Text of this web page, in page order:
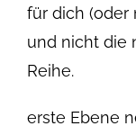
für dich (oder
und nicht die
Reihe.
erste Ebene